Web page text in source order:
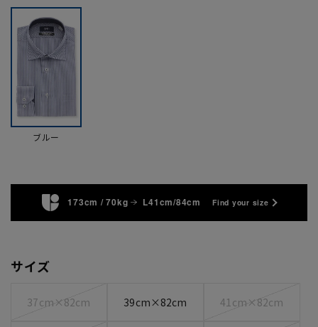
ブルー
173cm / 70kg L41cm/84cm Find your size
サイズ
37cm×82cm 39cm×82cm 41cm×82cm